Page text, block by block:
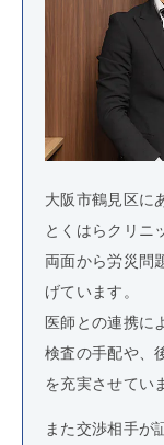
大阪市鶴見区に
とくはらクリニ
両面から労災問
げています。
医師との連携に
検査の手配や、
を充実させてい
また交渉相手が